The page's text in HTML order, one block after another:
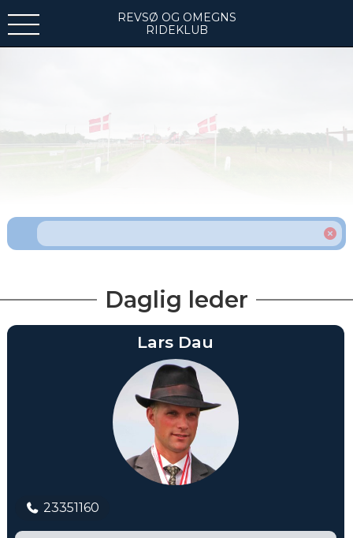
REVSØ OG OMEGNS
RIDEKLUB
Daglig leder
Lars Dau
23351160